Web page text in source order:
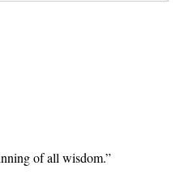
of all wisdom.”